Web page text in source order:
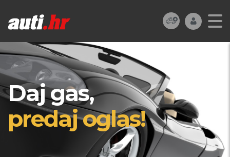
Daj gas,
predaj oglas!